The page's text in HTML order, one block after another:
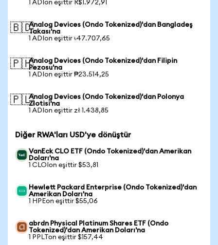
1 ADIon eşittir R$1.972,91
🇧🇩Analog Devices (Ondo Tokenized)'dan Bangladeş
Takası'na
1 ADIon eşittir ৳47.707,65
🇵🇭Analog Devices (Ondo Tokenized)'dan Filipin
Pezosu'na
1 ADIon eşittir ₱23.514,25
🇵🇱Analog Devices (Ondo Tokenized)'dan Polonya
Zlotisi'na
1 ADIon eşittir zł 1.438,85
Diğer RWA'ları USD'ye dönüştür
VanEck CLO ETF (Ondo Tokenized)'dan Amerikan
Doları'na
1 CLOIon eşittir $53,81
Hewlett Packard Enterprise (Ondo Tokenized)'dan
Amerikan Doları'na
1 HPEon eşittir $55,06
abrdn Physical Platinum Shares ETF (Ondo
Tokenized)'dan Amerikan Doları'na
1 PPLTon eşittir $157,44